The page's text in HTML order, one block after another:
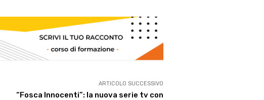
ARTICOLO SUCCESSIVO
“Fosca Innocenti”: la nuova serie tv con